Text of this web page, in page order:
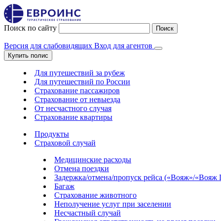
Поиск по сайту Поиск
Версия для слабовидящих Вход для агентов
Купить полис
Для путешествий за рубеж
Для путешествий по России
Страхование пассажиров
Страхование от невыезда
От несчастного случая
Страхование квартиры
Продукты
Страховой случай
Медицинские расходы
Отмена поездки
Задержка/отмена/пропуск рейса («Вояж»/
Багаж
Страхование животного
Неполучение услуг при заселении
Несчастный случай